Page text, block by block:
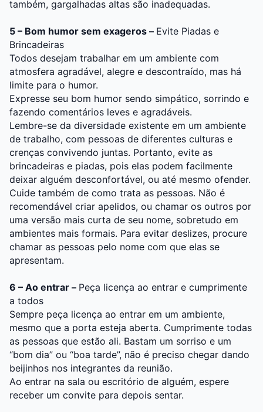
também, gargalhadas altas são inadequadas.
5 – Bom humor sem exageros – Evite Piadas e
Brincadeiras
Todos desejam trabalhar em um ambiente com
atmosfera agradável, alegre e descontraído, mas há
limite para o humor.
Expresse seu bom humor sendo simpático, sorrindo e
fazendo comentários leves e agradáveis.
Lembre-se da diversidade existente em um ambiente
de trabalho, com pessoas de diferentes culturas e
crenças convivendo juntas. Portanto, evite as
brincadeiras e piadas, pois elas podem facilmente
deixar alguém desconfortável, ou até mesmo ofender.
Cuide também de como trata as pessoas. Não é
recomendável criar apelidos, ou chamar os outros por
uma versão mais curta de seu nome, sobretudo em
ambientes mais formais. Para evitar deslizes, procure
chamar as pessoas pelo nome com que elas se
apresentam.
6 – Ao entrar – Peça licença ao entrar e cumprimente
a todos
Sempre peça licença ao entrar em um ambiente,
mesmo que a porta esteja aberta. Cumprimente todas
as pessoas que estão ali. Bastam um sorriso e um
“bom dia” ou “boa tarde”, não é preciso chegar dando
beijinhos nos integrantes da reunião.
Ao entrar na sala ou escritório de alguém, espere
receber um convite para depois sentar.